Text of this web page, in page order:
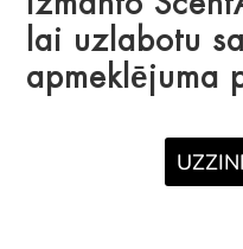
lai uzlabotu
apmeklējuma